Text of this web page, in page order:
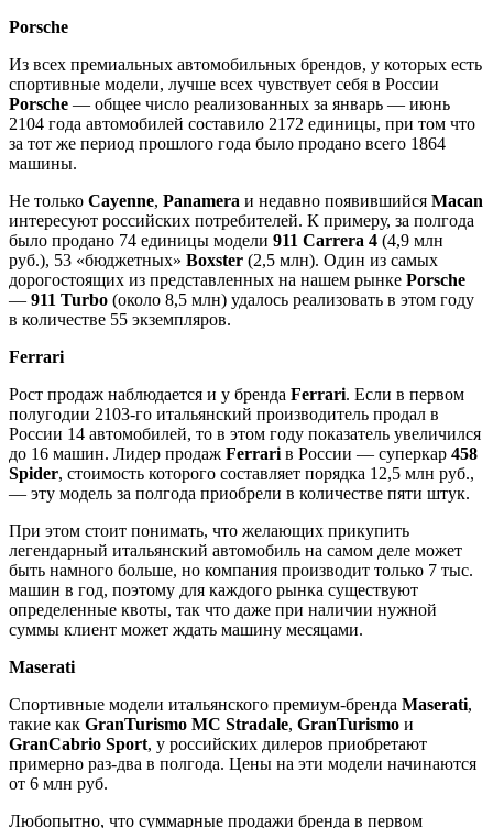
Porsche
Из всех премиальных автомобильных брендов, у которых есть
спортивные модели, лучше всех чувствует себя в России
Porsche — общее число реализованных за январь — июнь
2104 года автомобилей составило 2172 единицы, при том что
за тот же период прошлого года было продано всего 1864
машины.
Не только Cayenne, Panamera и недавно появившийся Macan
интересуют российских потребителей. К примеру, за полгода
было продано 74 единицы модели 911 Carrera 4 (4,9 млн
руб.), 53 «бюджетных» Boxster (2,5 млн). Один из самых
дорогостоящих из представленных на нашем рынке Porsche
— 911 Turbo (около 8,5 млн) удалось реализовать в этом году
в количестве 55 экземпляров.
Ferrari
Рост продаж наблюдается и у бренда Ferrari. Если в первом
полугодии 2103-го итальянский производитель продал в
России 14 автомобилей, то в этом году показатель увеличился
до 16 машин. Лидер продаж Ferrari в России — суперкар 458
Spider, стоимость которого составляет порядка 12,5 млн руб.,
— эту модель за полгода приобрели в количестве пяти штук.
При этом стоит понимать, что желающих прикупить
легендарный итальянский автомобиль на самом деле может
быть намного больше, но компания производит только 7 тыс.
машин в год, поэтому для каждого рынка существуют
определенные квоты, так что даже при наличии нужной
суммы клиент может ждать машину месяцами.
Maserati
Спортивные модели итальянского премиум-бренда Maserati,
такие как GranTurismo MC Stradale, GranTurismo и
GranCabrio Sport, у российских дилеров приобретают
примерно раз-два в полгода. Цены на эти модели начинаются
от 6 млн руб.
Любопытно, что суммарные продажи бренда в первом